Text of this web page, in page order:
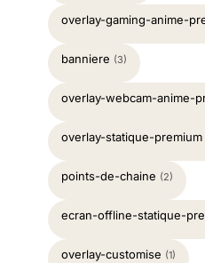
overlay-gaming-anime-
banniere (3)
overlay-webcam-anime-
overlay-statique-premium
points-de-chaine (2)
ecran-offline-statique-
overlay-customise (1)